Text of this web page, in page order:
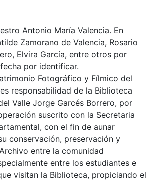
Antonio María Valencia. En
Zamorano de Valencia, Rosario
Elvira García, entre otros por
por identificar.
Fotográfico y Fílmico del
responsabilidad de la Biblioteca
Valle Jorge Garcés Borrero, por
suscrito con la Secretaria
con el fin de aunar
conservación, preservación y
entre la comunidad
entre los estudiantes e
visitan la Biblioteca, propiciando el